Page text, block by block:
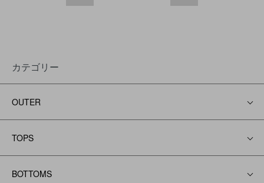
カテゴリー
OUTER
TOPS
BOTTOMS